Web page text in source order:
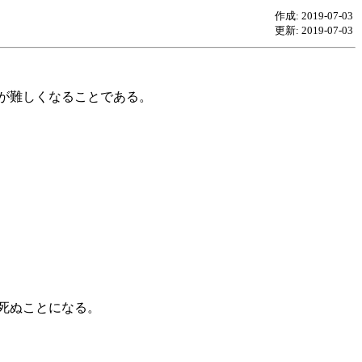
作成: 2019-07-03
更新: 2019-07-03
しくなることである。
ことになる。